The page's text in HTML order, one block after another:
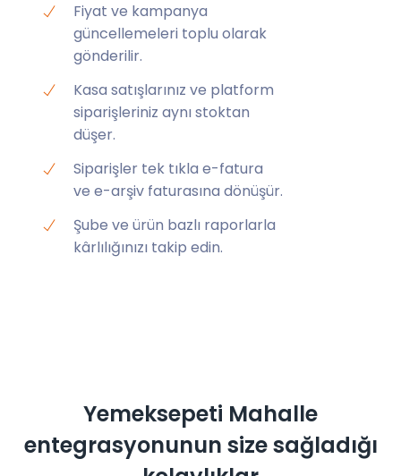
Fiyat ve kampanya
güncellemeleri toplu olarak
gönderilir.
Kasa satışlarınız ve platform
siparişleriniz aynı stoktan
düşer.
Siparişler tek tıkla e-fatura
ve e-arşiv faturasına dönüşür.
Şube ve ürün bazlı raporlarla
kârlılığınızı takip edin.
Yemeksepeti Mahalle
entegrasyonunun size sağladığı